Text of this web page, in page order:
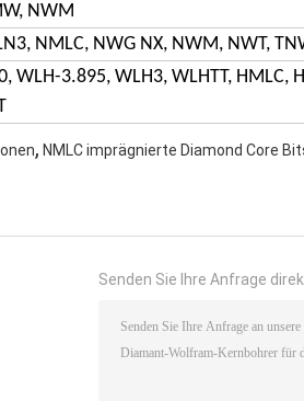
NWM
NMLC, NWG NX, NWM, NWT,
WLH-3.895, WLH3, WLHTT, HMLC,
, NMLC imprägnierte Diamond Core
Senden Sie Ihre Anfrage